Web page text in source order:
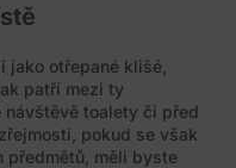
jako otřepané klišé,
patří mezi ty
toalety či před
pokud se však
měli byste